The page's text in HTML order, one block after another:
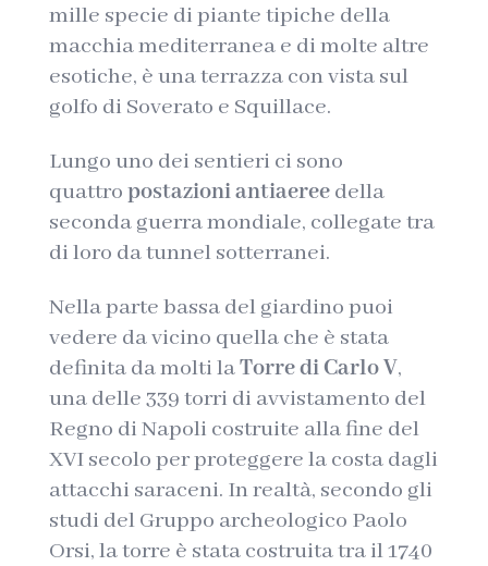
mille specie di piante tipiche della
macchia mediterranea e di molte altre
esotiche, è una terrazza con vista sul
golfo di Soverato e Squillace.
Lungo uno dei sentieri ci sono
quattro postazioni antiaereedella
seconda guerra mondiale, collegate tra
di loro da tunnel sotterranei.
Nella parte bassa del giardino puoi
vedere da vicino quella che è stata
definita da molti laTorre di Carlo V,
una delle 339 torri di avvistamento del
Regno di Napoli costruite alla fine del
XVI secolo per proteggere la costa dagli
attacchi saraceni. In realtà, secondo gli
studi del Gruppo archeologico Paolo
Orsi, la torre è stata costruita tra il 1740